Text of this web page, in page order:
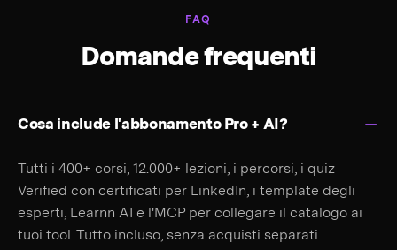
FAQ
Domande frequenti
Cosa include l'abbonamento Pro + AI?
Tutti i 400+ corsi, 12.000+ lezioni, i percorsi, i quiz
Verified con certificati per LinkedIn, i template degli
esperti, Learnn AI e l'MCP per collegare il catalogo ai
tuoi tool. Tutto incluso, senza acquisti separati.